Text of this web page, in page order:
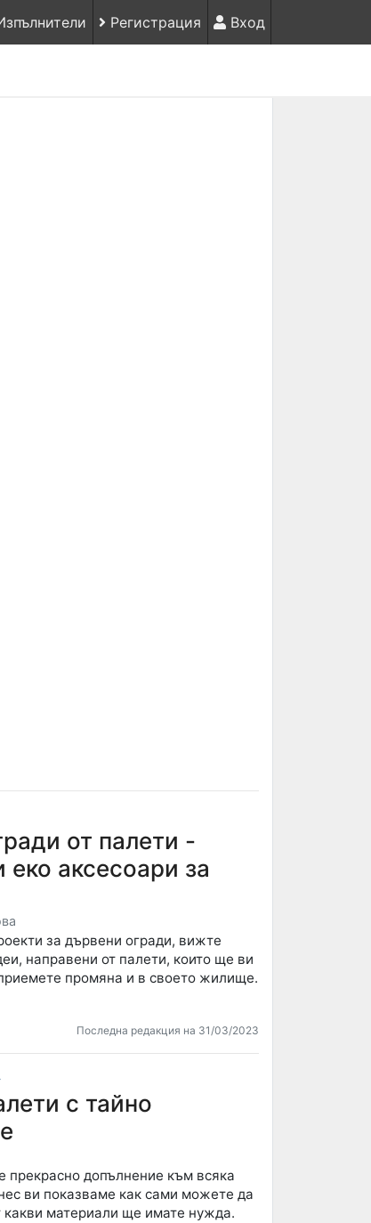
Регистрация Вход
от палети -
еко аксесоари за
за дървени огради, вижте
направени от палети, които ще ви
промяна и в своето жилище.
Последна редакция на 31/03/2023
с тайно
прекрасно допълнение към всяка
ви показваме как сами можете да
какви материали ще имате нужда.